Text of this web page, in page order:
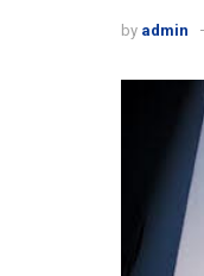
by admin